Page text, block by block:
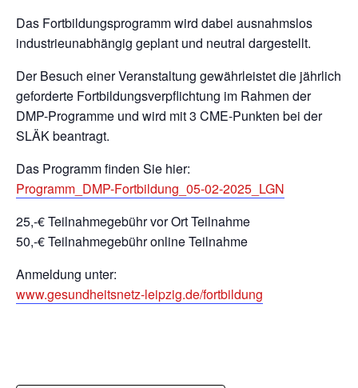
Das Fortbildungsprogramm wird dabei ausnahmslos
industrieunabhängig geplant und neutral dargestellt.
Der Besuch einer Veranstaltung gewährleistet die jährlich
geforderte Fortbildungsverpflichtung im Rahmen der
DMP-Programme und wird mit 3 CME-Punkten bei der
SLÄK beantragt.
Das Programm finden Sie hier:
Programm_DMP-Fortbildung_05-02-2025_LGN
25,-€ Teilnahmegebühr vor Ort Teilnahme
50,-€ Teilnahmegebühr online Teilnahme
Anmeldung unter:
www.gesundheitsnetz-leipzig.de/fortbildung